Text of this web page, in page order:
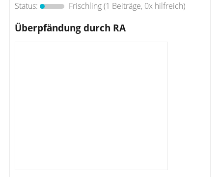
Status:
Frischling(1 Beiträge, 0x hilfreich)
Überpfändung durch RA